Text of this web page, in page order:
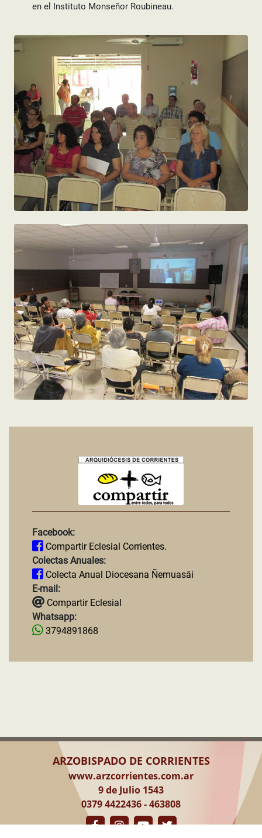
en el Instituto Monseñor Roubineau.
Facebook:
Compartir Eclesial Corrientes.
Colectas Anuales:
Colecta Anual Diocesana Ñemuasâi
E-mail:
Compartir Eclesial
Whatsapp:
3794891868
ARZOBISPADO DE CORRIENTES
www.arzcorrientes.com.ar
9 de Julio 1543
0379 4422436 - 463808